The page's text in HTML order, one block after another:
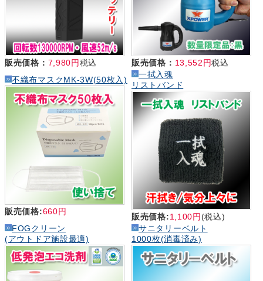
販売価格： 7,980円税込 販売価格： 13,552円税込
不織布マスクMK-3W(50枚入)
販売価格:660円
一拭入魂
リストバンド
販売価格:1,100円 (税込)
FOGクリーン
(アウトドア施設最適)
サニタリーベルト
1000枚(消毒済み)